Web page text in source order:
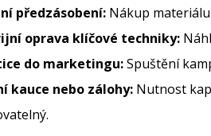
předzásobení: Nákup
oprava klíčové techniky:
do marketingu:Spuštění
kauce nebo zálohy: Nutnost